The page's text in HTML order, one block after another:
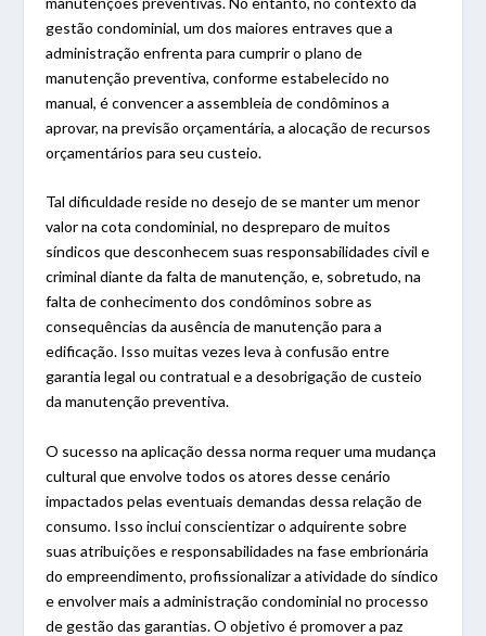
gestão condominial, um dos maiores entraves que a
administração enfrenta para cumprir o plano de
manutenção preventiva, conforme estabelecido no
manual, é convencer a assembleia de condôminos a
aprovar, na previsão orçamentária, a alocação de recursos
orçamentários para seu custeio.
Tal dificuldade reside no desejo de se manter um menor
valor na cota condominial, no despreparo de muitos
síndicos que desconhecem suas responsabilidades civil e
criminal diante da falta de manutenção, e, sobretudo, na
falta de conhecimento dos condôminos sobre as
consequências da ausência de manutenção para a
edificação. Isso muitas vezes leva à confusão entre
garantia legal ou contratual e a desobrigação de custeio
da manutenção preventiva.
O sucesso na aplicação dessa norma requer uma mudança
cultural que envolve todos os atores desse cenário
impactados pelas eventuais demandas dessa relação de
consumo. Isso inclui conscientizar o adquirente sobre
suas atribuições e responsabilidades na fase embrionária
do empreendimento, profissionalizar a atividade do síndico
e envolver mais a administração condominial no processo
de gestão das garantias. O objetivo é promover a paz